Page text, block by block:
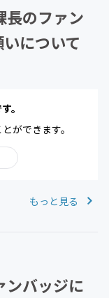
長のファン
について
。
ができます。
もっと見る
ンバッジに